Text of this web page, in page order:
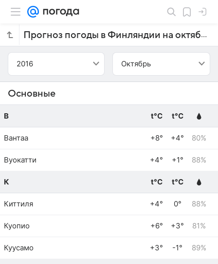
Прогноз погоды в Финляндии на октябрь 2016 года
2016 Октябрь
Основные
В t°C t°C
Вантаа +8° +4° 80%
Вуокатти +4° +1° 88%
К t°C t°C
Киттиля +4° 0° 88%
Куопио +6° +3° 81%
Куусамо +3° -1° 89%